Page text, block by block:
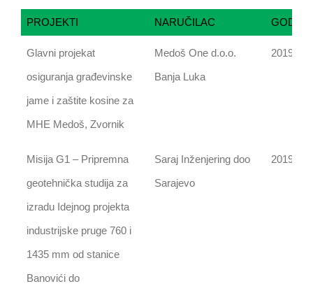
PROJEKTI NARUČILAC GODINA
Glavni projekat
osiguranja građevinske
jame i zaštite kosine za
MHE Medoš, Zvornik
Medoš One d.o.o.
Banja Luka
2019
Misija G1 – Pripremna
geotehnička studija za
izradu Idejnog projekta
industrijske pruge 760 i
1435 mm od stanice
Banovići do
Saraj Inženjering doo
Sarajevo
2019